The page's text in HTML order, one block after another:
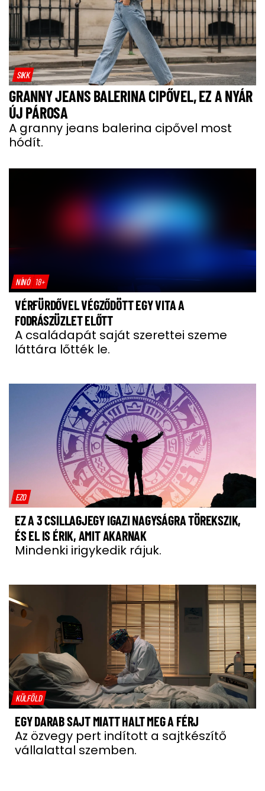
SIKK
GRANNY JEANS BALERINA CIPŐVEL, EZ A NYÁR
ÚJ PÁROSA
A granny jeans balerina cipővel most
hódít.
NÍNÓ 18+
VÉRFÜRDŐVEL VÉGZŐDÖTT EGY VITA A
FODRÁSZÜZLET ELŐTT
A családapát saját szerettei szeme
láttára lőtték le.
EZO
EZ A 3 CSILLAGJEGY IGAZI NAGYSÁGRA TÖREKSZIK,
ÉS EL IS ÉRIK, AMIT AKARNAK
Mindenki irigykedik rájuk.
KÜLFÖLD
EGY DARAB SAJT MIATT HALT MEG A FÉRJ
Az özvegy pert indított a sajtkészítő
vállalattal szemben.